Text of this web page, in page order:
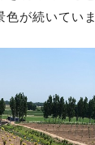
が続いていま